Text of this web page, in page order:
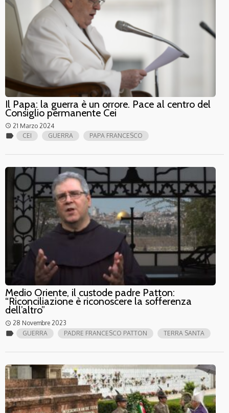
Il Papa: la guerra è un orrore. Pace al centro del
Consiglio permanente Cei
access_time 21 Marzo 2024
label CEI GUERRA PAPA FRANCESCO
Medio Oriente, il custode padre Patton:
“Riconciliazione è riconoscere la sofferenza
dell’altro”
access_time 28 Novembre 2023
label GUERRA PADRE FRANCESCO PATTON TERRA SANTA